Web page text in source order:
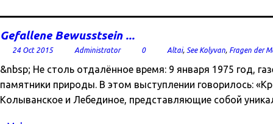
Gefallene Bewusstsein ...
24 Oct 2015 Administrator 0 Altai, See Kolyvan, Fragen der
&nbsp; Не столь отдалённое время: 9 января 1975 год,
памятники природы. В этом выступлении говорилось:
Колыванское и Лебединое, представляющие собой